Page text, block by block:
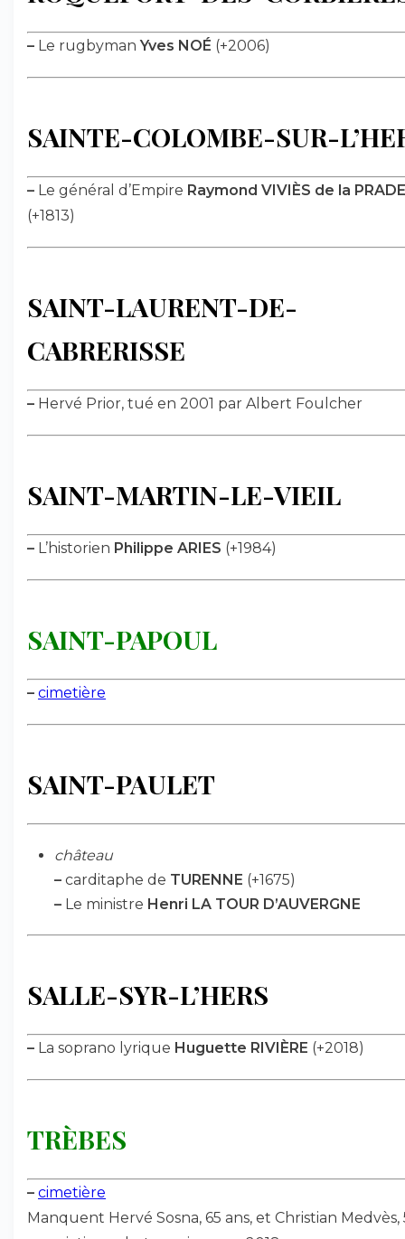
– Le rugbymanYves NOÉ (+2006)
SAINTE-COLOMBE-SUR-
– Le général d’Empire Raymond VIVIÈS de la PRADE
(+1813)
SAINT-LAURENT-DE-
CABRERISSE
– Hervé Prior, tué en 2001 par Albert Foulcher
SAINT-MARTIN-LE-VIEIL
– L’historien Philippe ARIES (+1984)
SAINT-PAPOUL
– cimetière
SAINT-PAULET
château
– carditaphe de TURENNE (+1675)
– Le ministre Henri LA TOUR D’AUVERGNE
SALLE-SYR-L’HERS
– La soprano lyrique Huguette RIVIÈRE (+2018)
TRÈBES
– cimetière
Manquent Hervé Sosna, 65 ans, et Christian Medvès,